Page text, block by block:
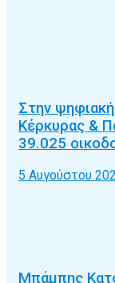
Στην
Κέρκυρας &
39.025
5 Αυγούστου
Μπάμπης